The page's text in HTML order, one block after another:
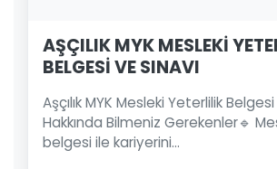
AŞÇILIK MYK MESLEKİ
BELGESİ VE SINAVI
Aşçılık MYK Mesleki Yeterlilik Belgesi
Hakkında Bilmeniz Gerekenler🔹
belgesi ile kariyerini...